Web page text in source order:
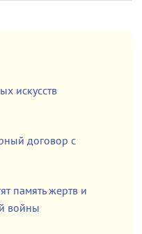
искусств
договор с
память жертв и
войны